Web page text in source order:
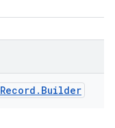
Record . Builder